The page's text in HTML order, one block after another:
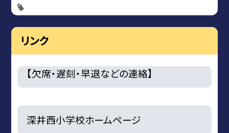
リンク
【欠席・遅刻・早退などの連絡】
深井西小学校ホームページ